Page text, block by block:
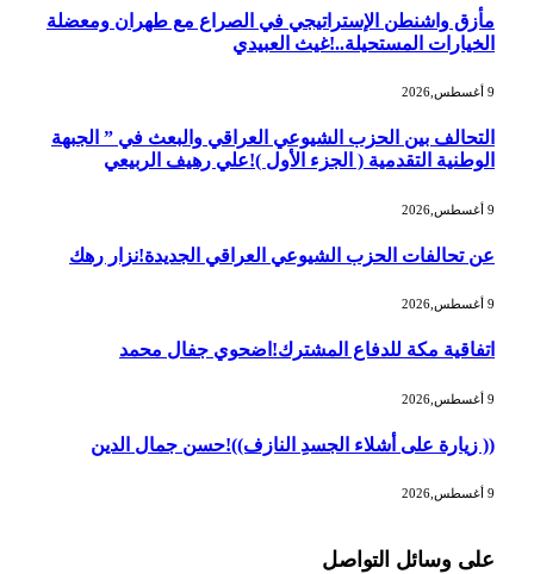
مأزق واشنطن الإستراتيجي في الصراع مع طهران ومعضلة
الخيارات المستحيلة..!غيث العبيدي
التحالف بين الحزب الشيوعي العراقي والبعث في ” الجبهة
الوطنية التقدمية ( الجزء الأول )!علي رهيف الربيعي
عن تحالفات الحزب الشيوعي العراقي الجديدة!نزار رهك
اتفاقية مكة للدفاع المشترك!اضحوي جفال محمد
(( زيارة على أشلاء الجسدِ النازف))!حسن جمال الدين
على وسائل التواصل